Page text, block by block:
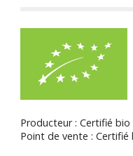
Producteur : Certifié bio
Point de vente : Certifié